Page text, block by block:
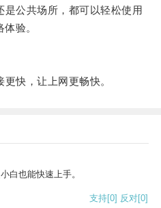
公共场所，都可以轻松使用
验。
快，让上网更畅快。
白也能快速上手。
支持[0] 反对[0]